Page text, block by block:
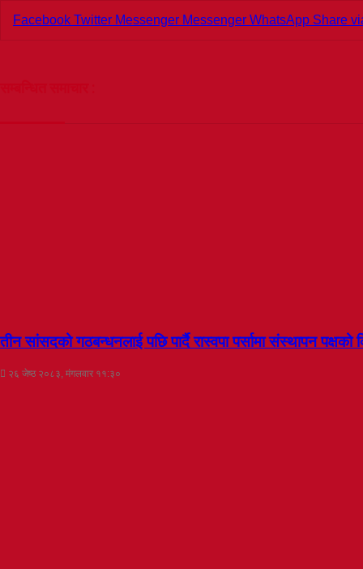
Facebook Twitter Messenger Messenger WhatsApp Share
तीन सांसदको गठबन्धनलाई पछि पार्दै रास्वपा पर्सामा संस्थापन पक्षको
२६ जेष्ठ २०८३, मंगलवार ११:३०